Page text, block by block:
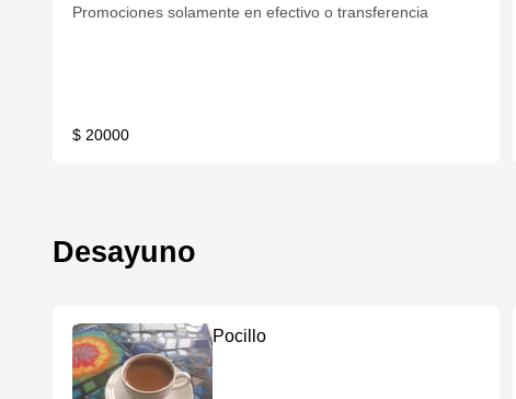
Promociones solamente en efectivo o transferencia
$ 20000
Desayuno
Pocillo